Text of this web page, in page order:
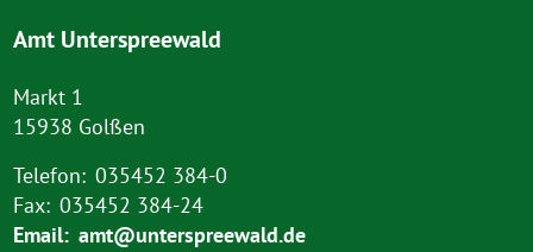
Amt Unterspreewald
Markt 1
15938 Golßen
Telefon: 035452 384-0
Fax: 035452 384-24
Email: amt@unterspreewald.de